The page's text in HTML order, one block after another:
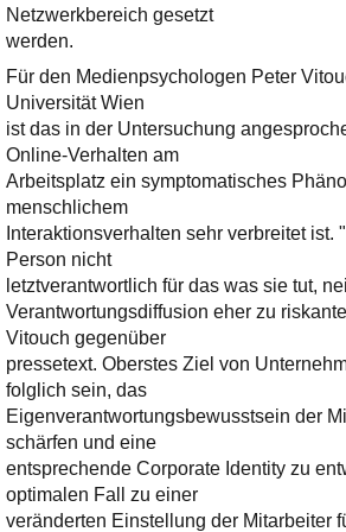
Netzwerkbereich gesetzt
werden.
Für den Medienpsychologen Peter
Universität Wien
ist das in der Untersuchung
Online-Verhalten am
Arbeitsplatz ein symptomatisches
menschlichem
Interaktionsverhalten sehr verbreitet ist.
Person nicht
letztverantwortlich für das was sie tut,
Verantwortungsdiffusion eher zu
Vitouch gegenüber
pressetext. Oberstes Ziel von
folglich sein, das
Eigenverantwortungsbewusstsein der
schärfen und eine
entsprechende Corporate Identity zu
optimalen Fall zu einer
veränderten Einstellung der Mitarbeiter